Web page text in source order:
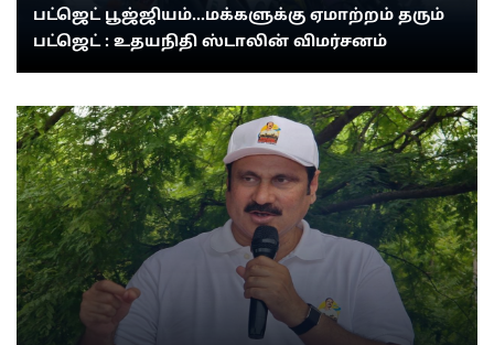
பட்ஜெட் பூஜ்ஜியம்...மக்களுக்கு ஏமாற்றம் தரும்
பட்ஜெட் : உதயநிதி ஸ்டாலின் விமர்சனம்